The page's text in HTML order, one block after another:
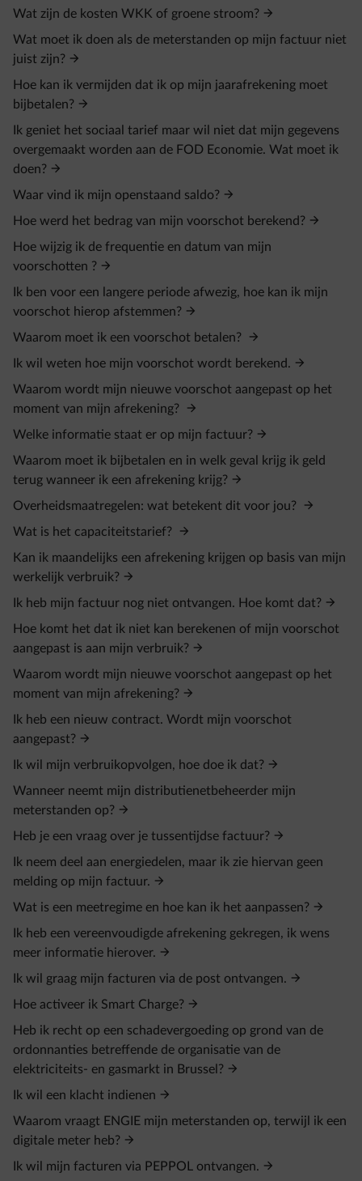
Wat zijn de kosten WKK of groene stroom?
Wat moet ik doen als de meterstanden op mijn factuur niet
juist zijn?
Hoe kan ik vermijden dat ik op mijn jaarafrekening moet
bijbetalen?
Ik geniet het sociaal tarief maar wil niet dat mijn gegevens
overgemaakt worden aan de FOD Economie. Wat moet ik
doen?
Waar vind ik mijn openstaand saldo?
Hoe werd het bedrag van mijn voorschot berekend?
Hoe wijzig ik de frequentie en datum van mijn
voorschotten ?
Ik ben voor een langere periode afwezig, hoe kan ik mijn
voorschot hierop afstemmen?
Waarom moet ik een voorschot betalen?
Ik wil weten hoe mijn voorschot wordt berekend.
Waarom wordt mijn nieuwe voorschot aangepast op het
moment van mijn afrekening?
Welke informatie staat er op mijn factuur?
Waarom moet ik bijbetalen en in welk geval krijg ik geld
terug wanneer ik een afrekening krijg?
Overheidsmaatregelen: wat betekent dit voor jou?
Wat is het capaciteitstarief?
Kan ik maandelijks een afrekening krijgen op basis van mijn
werkelijk verbruik?
Ik heb mijn factuur nog niet ontvangen. Hoe komt dat?
Hoe komt het dat ik niet kan berekenen of mijn voorschot
aangepast is aan mijn verbruik?
Waarom wordt mijn nieuwe voorschot aangepast op het
moment van mijn afrekening?
Ik heb een nieuw contract. Wordt mijn voorschot
aangepast?
Ik wil mijn verbruikopvolgen, hoe doe ik dat?
Wanneer neemt mijn distributienetbeheerder mijn
meterstanden op?
Heb je een vraag over je tussentijdse factuur?
Ik neem deel aan energiedelen, maar ik zie hiervan geen
melding op mijn factuur.
Wat is een meetregime en hoe kan ik het aanpassen?
Ik heb een vereenvoudigde afrekening gekregen, ik wens
meer informatie hierover.
Ik wil graag mijn facturen via de post ontvangen.
Hoe activeer ik Smart Charge?
Heb ik recht op een schadevergoeding op grond van de
ordonnanties betreffende de organisatie van de
elektriciteits- en gasmarkt in Brussel?
Ik wil een klacht indienen
Waarom vraagt ENGIE mijn meterstanden op, terwijl ik een
digitale meter heb?
Ik wil mijn facturen via PEPPOL ontvangen.